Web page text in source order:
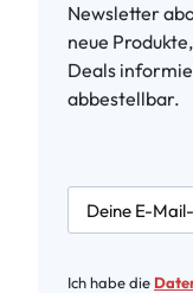
Newsletter
neue
Deals
abbestellbar.
Ich habe die